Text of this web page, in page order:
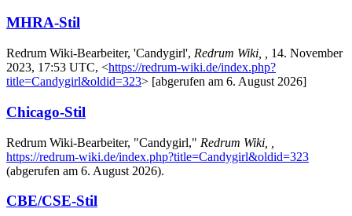
MHRA-Stil
Redrum Wiki-Bearbeiter, 'Candygirl', Redrum Wiki, ,
14. November
2023, 17:53 UTC, <https://redrum-wiki.de/index.php?
title=Candygirl&oldid=323> [abgerufen am 6. August 2026]
Chicago-Stil
Redrum Wiki-Bearbeiter, "Candygirl," Redrum Wiki, ,
https://redrum-wiki.de/index.php?title=Candygirl&oldid=323
(abgerufen am 6. August 2026).
CBE/CSE-Stil